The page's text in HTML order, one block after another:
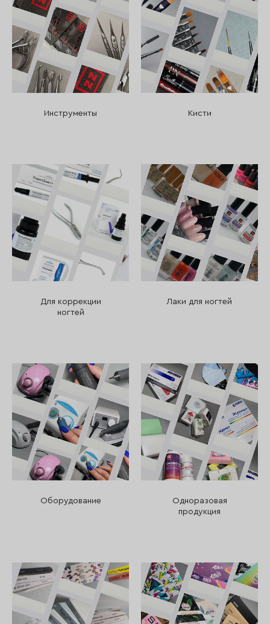
Инструменты Кисти
Для коррекции
ногтей
Лаки для ногтей
Оборудование
Одноразовая
продукция